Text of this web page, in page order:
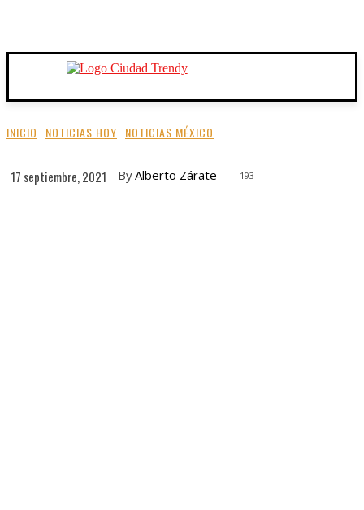
INICIO NOTICIAS HOY NOTICIAS MÉXICO
17 septiembre, 2021 ByAlberto Zárate 193